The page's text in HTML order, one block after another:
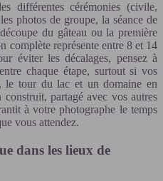
différentes cérémonies (civile,
photos de groupe, la séance de
du gâteau ou la première
complète représente entre 8 et 14
éviter les décalages, pensez à
chaque étape, surtout si vos
le tour du lac et un domaine en
partagé avec vos autres
à votre photographe le temps
vous attendez.
dans les lieux de